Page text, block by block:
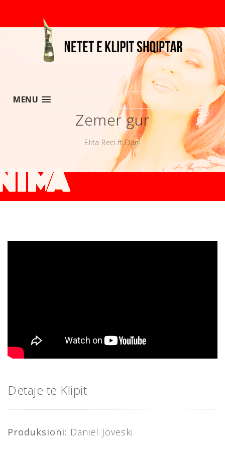
MENU
Zemer gur
Elita Reci ft Dani
Detaje te Klipit
Produksioni: Daniel Joveski